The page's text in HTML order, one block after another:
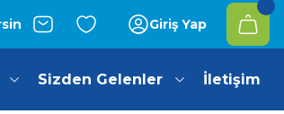
Giriş Yap
Sizden Gelenler İletişim